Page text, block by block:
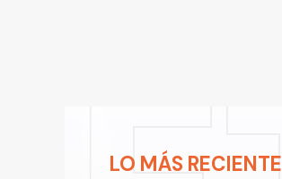
LO MÁS RECIENTE